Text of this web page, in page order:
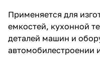
Применяется для
емкостей, кухонной
деталей машин и
автомобилестроении